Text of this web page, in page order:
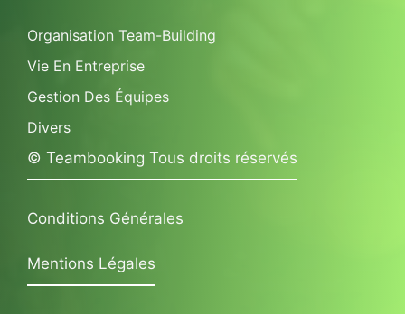
Organisation Team-Building
Vie En Entreprise
Gestion Des Équipes
Divers
© Teambooking Tous droits réservés
Conditions Générales
Mentions Légales